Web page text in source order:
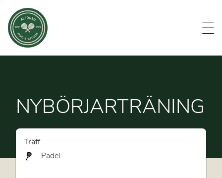
Evenemang
NYBÖRJARTRÄNING
Träff
Padel